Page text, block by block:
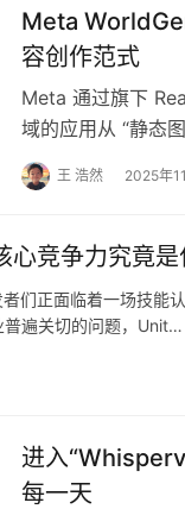
Meta
容创作范式
Meta 通过旗下
域的应用从 “静态
王 浩然 2025年
心竞争力究
们正面临着一场技能
普遍关切的问题，Unit…
进入
每一天